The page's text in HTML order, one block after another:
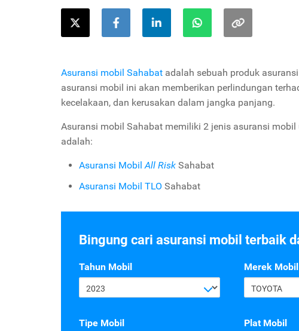
Asuransi mobil Sahabat adalah sebuah produk
asuransi mobil ini akan memberikan perlindungan
kecelakaan, dan kerusakan dalam jangka panjang.
Asuransi mobil Sahabat memiliki 2 jenis asuransi
adalah:
Asuransi Mobil All Risk Sahabat
Asuransi Mobil TLO Sahabat
Bingung cari asuransi mobil terbaik
Tahun Mobil
2023
Merek Mobil
TOYOTA
Tipe Mobil Plat Mobil